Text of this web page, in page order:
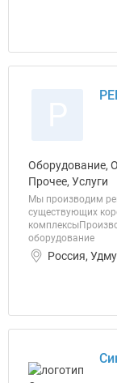
Оборудование,
Прочее, Услуги
Мы производим
существующих
комплексы
оборудование
Россия,